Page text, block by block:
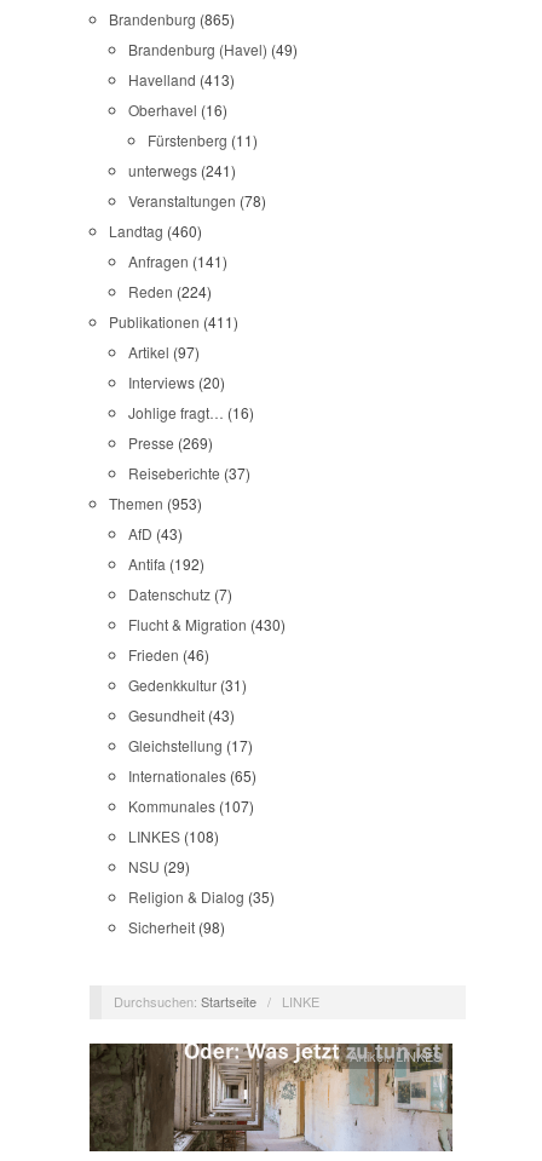
Brandenburg (865)
Brandenburg (Havel) (49)
Havelland (413)
Oberhavel (16)
Fürstenberg (11)
unterwegs (241)
Veranstaltungen (78)
Landtag (460)
Anfragen (141)
Reden (224)
Publikationen (411)
Artikel (97)
Interviews (20)
Johlige fragt… (16)
Presse (269)
Reiseberichte (37)
Themen (953)
AfD (43)
Antifa (192)
Datenschutz (7)
Flucht & Migration (430)
Frieden (46)
Gedenkkultur (31)
Gesundheit (43)
Gleichstellung (17)
Internationales (65)
Kommunales (107)
LINKES (108)
NSU (29)
Religion & Dialog (35)
Sicherheit (98)
Durchsuchen: Startseite / LINKE
Artikel,LINKES